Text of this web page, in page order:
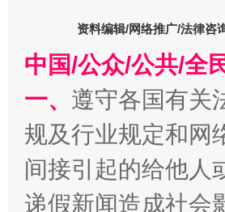
在谋一域中谋全局
资料编辑/网络推广/法律咨
中国/公众/公共/全
一、 遵守各国有关
规及行业规定和网
间接引起的给他人
递假新闻造成社会